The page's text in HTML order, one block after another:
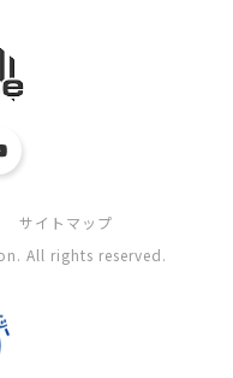
サイトマップ
All rights reserved.